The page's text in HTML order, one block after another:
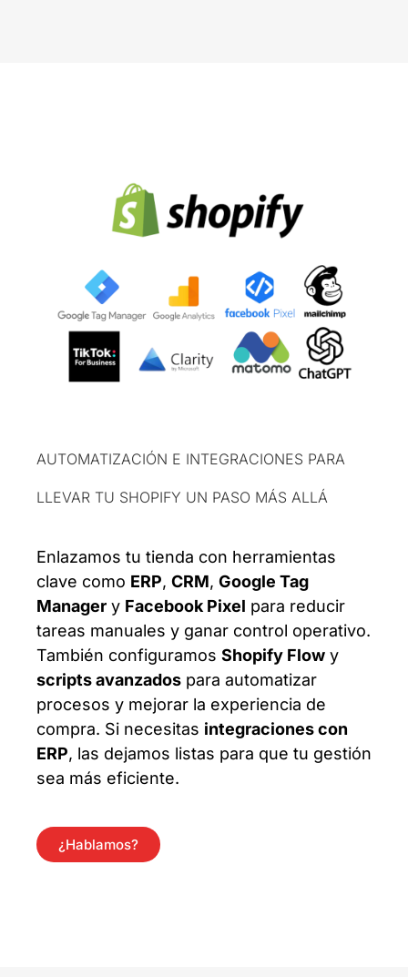
AUTOMATIZACIÓN E INTEGRACIONES PARA
LLEVAR TU SHOPIFY UN PASO MÁS ALLÁ
Enlazamos tu tienda con herramientas
clave como ERP, CRM, Google Tag
Manager y Facebook Pixel para reducir
tareas manuales y ganar control operativo.
También configuramos Shopify Flow y
scripts avanzados para automatizar
procesos y mejorar la experiencia de
compra. Si necesitas integraciones con
ERP, las dejamos listas para que tu gestión
sea más eficiente.
¿Hablamos?